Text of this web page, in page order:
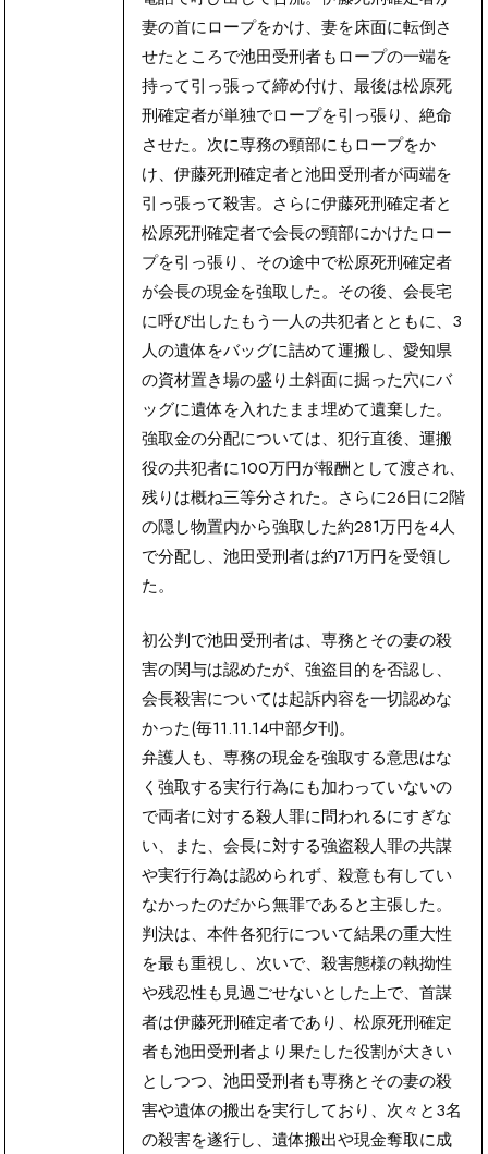
妻の首にロープをかけ、妻を床面に転倒さ
せたところで池田受刑者もロープの一端を
持って引っ張って締め付け、最後は松原死
刑確定者が単独でロープを引っ張り、絶命
させた。次に専務の頸部にもロープをか
け、伊藤死刑確定者と池田受刑者が両端を
引っ張って殺害。さらに伊藤死刑確定者と
松原死刑確定者で会長の頸部にかけたロー
プを引っ張り、その途中で松原死刑確定者
が会長の現金を強取した。その後、会長宅
に呼び出したもう一人の共犯者とともに、3
人の遺体をバッグに詰めて運搬し、愛知県
の資材置き場の盛り土斜面に掘った穴にバ
ッグに遺体を入れたまま埋めて遺棄した。
強取金の分配については、犯行直後、運搬
役の共犯者に100万円が報酬として渡され、
残りは概ね三等分された。さらに26日に2階
の隠し物置内から強取した約281万円を4人
で分配し、池田受刑者は約71万円を受領し
た。
初公判で池田受刑者は、専務とその妻の殺
害の関与は認めたが、強盗目的を否認し、
会長殺害については起訴内容を一切認めな
かった(毎11.11.14中部夕刊)。
弁護人も、専務の現金を強取する意思はな
く強取する実行行為にも加わっていないの
で両者に対する殺人罪に問われるにすぎな
い、また、会長に対する強盗殺人罪の共謀
や実行行為は認められず、殺意も有してい
なかったのだから無罪であると主張した。
判決は、本件各犯行について結果の重大性
を最も重視し、次いで、殺害態様の執拗性
や残忍性も見過ごせないとした上で、首謀
者は伊藤死刑確定者であり、松原死刑確定
者も池田受刑者より果たした役割が大きい
としつつ、池田受刑者も専務とその妻の殺
害や遺体の搬出を実行しており、次々と3名
の殺害を遂行し、遺体搬出や現金奪取に成